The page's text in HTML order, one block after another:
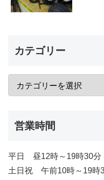
カテゴリー
営業時間
平日 昼12時～19時30分
土日祝 午前10時～19時